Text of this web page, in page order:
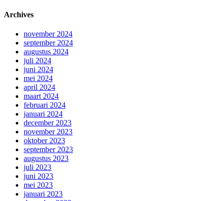
Archives
november 2024
september 2024
augustus 2024
juli 2024
juni 2024
mei 2024
april 2024
maart 2024
februari 2024
januari 2024
december 2023
november 2023
oktober 2023
september 2023
augustus 2023
juli 2023
juni 2023
mei 2023
januari 2023